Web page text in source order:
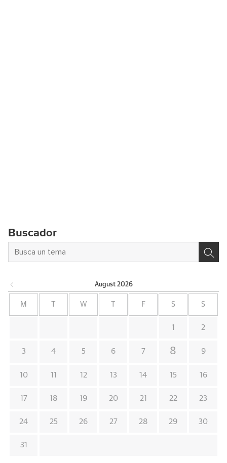
Buscador
August 2026
M W F S S
1 2
3 4 5 6 7 8 9
10 11 12 13 14 15 16
17 18 19 20 21 22 23
24 25 26 27 28 29 30
31